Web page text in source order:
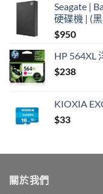
Seagate |
硬碟機 | (
$950
HP 564XL
$238
KIOXIA
$33
關於我們